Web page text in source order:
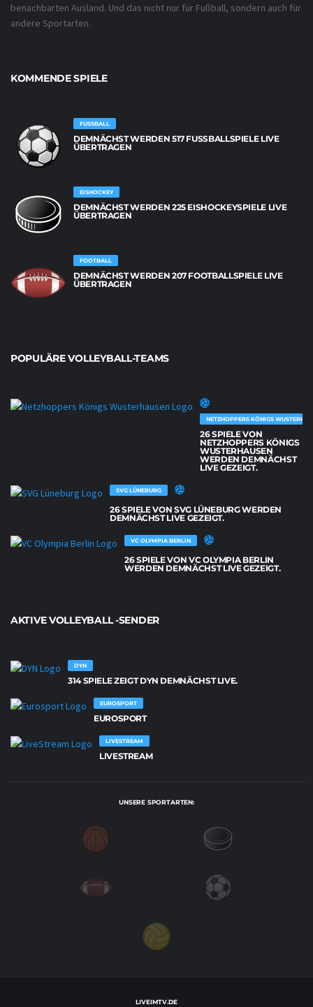
benachbarten Ausland. Und das nicht nur für Fußball, sondern auch für
andere Sportarten.
KOMMENDE SPIELE
FUSSBALL
DEMNÄCHST WERDEN 517 FUSSBALLSPIELE LIVE Ü
BERTRAGEN
EISHOCKEY
DEMNÄCHST WERDEN 225 EISHOCKEYSPIELE LIVE
ÜBERTRAGEN
FOOTBALL
DEMNÄCHST WERDEN 207 FOOTBALLSPIELE LIVE
ÜBERTRAGEN
POPULÄRE VOLLEYBALL-TEAMS
NETZHOPPERS KÖNIGS
26 SPIELE VON
NETZHOPPERS KÖNIGS
WUSTERHAUSEN
WERDEN DEMNÄCHST
LIVE GEZEIGT.
SVG LÜNEBURG
26 SPIELE VON SVG LÜNEBURG WERDEN
DEMNÄCHST LIVE GEZEIGT.
VC OLYMPIA BERLIN
26 SPIELE VON VC OLYMPIA BERLIN
WERDEN DEMNÄCHST LIVE GEZEIGT.
AKTIVE VOLLEYBALL -SENDER
DYN
314 SPIELE ZEIGT DYN DEMNÄCHST LIVE.
EUROSPORT
EUROSPORT
LIVESTREAM
LIVESTREAM
UNSERE SPORTARTEN:
LIVEIMTV.DE